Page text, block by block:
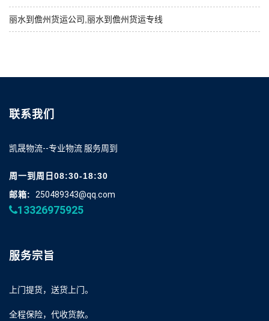
丽水到儋州货运公司,丽水到儋州货运专线
联系我们
凯晟物流--专业物流 服务周到
周一到周日08:30-18:30
邮箱:
250489343@qq.com
13326975925
服务宗旨
上门提货，送货上门。
全程保险，代收货款。